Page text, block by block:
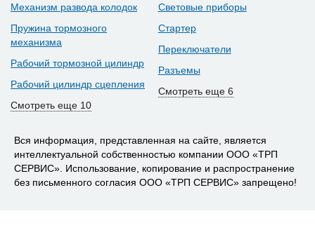
Механизм развода колодок
Пружина тормозного
механизма
Рабочий тормозной цилиндр
Рабочий цилиндр сцепления
Смотреть еще 10
Световые приборы
Стартер
Переключатели
Разъемы
Смотреть еще 6
Вся информация, представленная на сайте, является
интеллектуальной собственностью компании ООО «ТРП
СЕРВИС». Использование, копирование и распространение
без письменного согласия ООО «ТРП СЕРВИС» запрещено!